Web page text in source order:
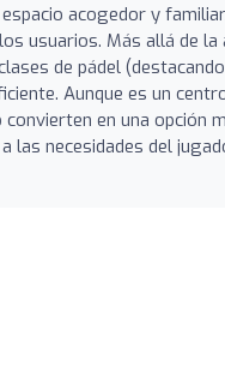
acogedor y
usuarios. Más allá de
de pádel
Aunque es un
en una opción
las necesidades del